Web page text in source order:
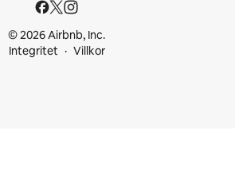
© 2026 Airbnb, Inc.
Integritet
Villkor